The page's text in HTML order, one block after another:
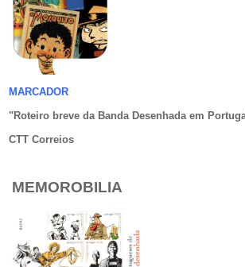
MARCADOR
"Roteiro breve da Banda Desenhada em
CTT Correios
MEMOROBILIA